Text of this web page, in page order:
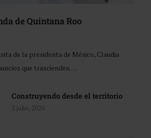
de Quintana Roo
de la presidenta de México, Claudia
que trascienden …
Construyendo desde el territorio
2 julio, 2026